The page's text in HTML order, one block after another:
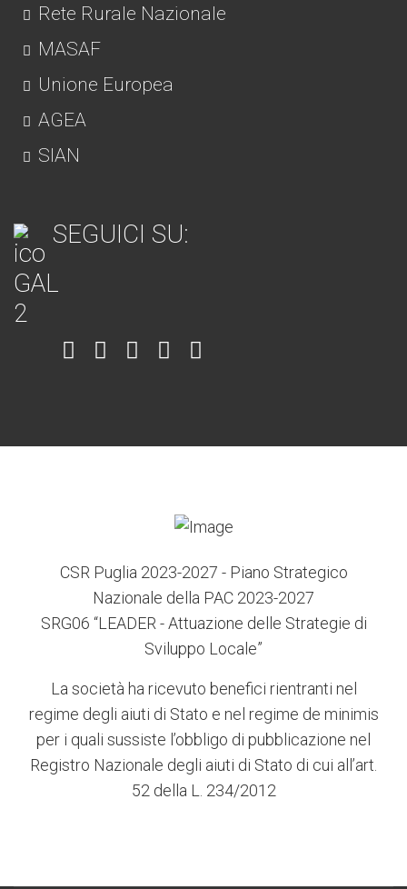
Rete Rurale Nazionale
MASAF
Unione Europea
AGEA
SIAN
SEGUICI SU:
Item Item Item Item
CSR Puglia 2023-2027 - Piano Strategico
Nazionale della PAC 2023-2027
SRG06 “LEADER - Attuazione delle Strategie di
Sviluppo Locale”
La società ha ricevuto benefici rientranti nel
regime degli aiuti di Stato e nel regime de minimis
per i quali sussiste l’obbligo di pubblicazione nel
Registro Nazionale degli aiuti di Stato di cui all’art.
52 della L. 234/2012